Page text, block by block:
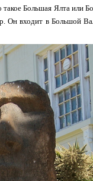
Большая Ялта
Он входит в Большой